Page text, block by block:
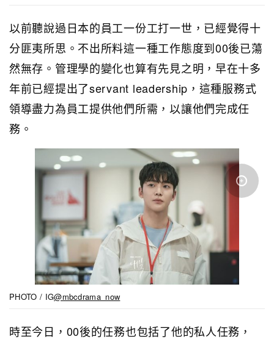
以前聽說過日本的員工一份工打一世，已經覺得十
分匪夷所思。不出所料這一種工作態度到00後已蕩
然無存。管理學的變化也算有先見之明，早在十多
年前已經提出了servant leadership，這種服務式
領導盡力為員工提供他們所需，以讓他們完成任
務。
PHOTO / IG@mbcdrama_now
時至今日，00後的任務也包括了他的私人任務，